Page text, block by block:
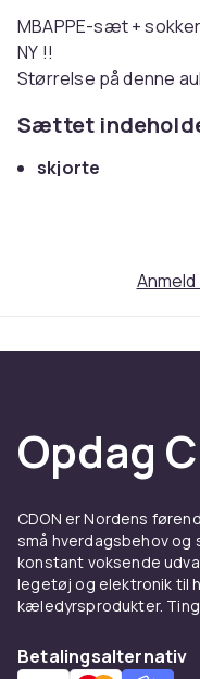
MBAPPE-sæt + sokker
NY !!
Størrelse på denne
Sættet
skjorte
Kontroller målene i
Uniformen er
farver i vask.
Denne uniform
fodboldspiller
POLSK PRODUKT
KAMPE. <
Opdag
CDON er Nordens
små hverdagsbehov og
konstant voksende
legetøj og elektronik til
kæledyrsprodukter.
Betalingsalternativ